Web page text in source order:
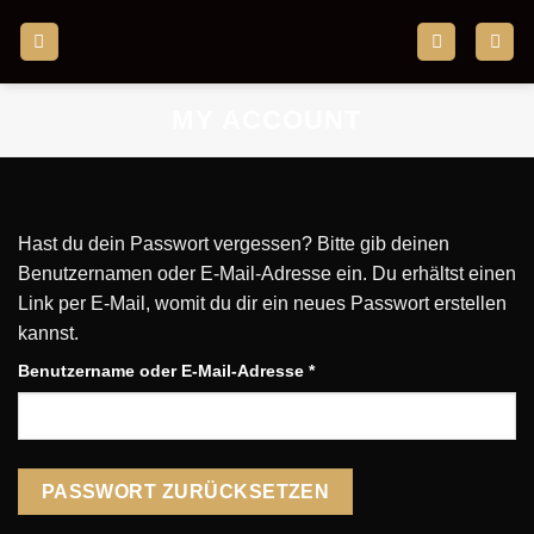
Inhalt
Hast du dein Passwort vergessen? Bitte gib deinen
Benutzernamen oder E-Mail-Adresse ein. Du erhältst einen
Link per E-Mail, womit du dir ein neues Passwort erstellen
kannst.
Benutzername oder E-Mail-Adresse *Erforderlich
PASSWORT ZURÜCKSETZEN